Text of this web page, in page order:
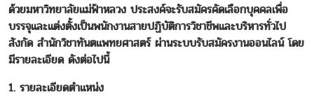
ด้วยมหาวิทยาลัยแม่ฟ้าหลวง ประสงค์จะรับสมัครคัดเลือกบุคคลเพื่อ
บรรจุและแต่งตั้งเป็นพนักงานสายปฏิบัติการวิชาชีพและบริหารทั่วไป
สังกัด สำนักวิชาทันตแพทยศาสตร์ ผ่านระบบรับสมัครงานออนไลน์ โดย
มีรายละเอียด ดังต่อไปนี้
1. รายละเอียดตำแหน่ง